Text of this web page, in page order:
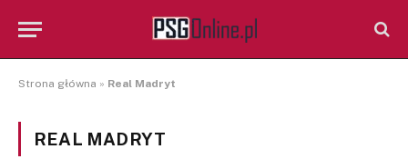
Strona główna » Real Madryt
REAL MADRYT